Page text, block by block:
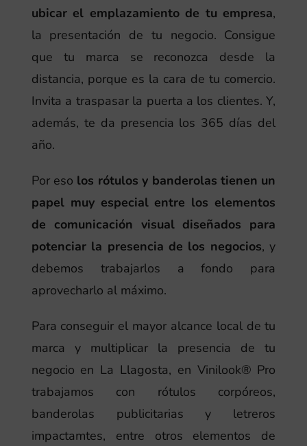
ubicar el emplazamiento de tu empresa,
la presentación de tu negocio. Consigue
que tu marca se reconozca desde la
distancia, porque es la cara de tu comercio.
Invita a traspasar la puerta a los clientes. Y,
además, te da presencia los 365 días del
año.
Por eso los rótulos y banderolas tienen un
papel muy especial entre los elementos
de comunicación visual diseñados para
potenciar la presencia de los negocios, y
debemos trabajarlos a fondo para
aprovecharlo al máximo.
Para conseguir el mayor alcance local de tu
marca y multiplicar la presencia de tu
negocio en La Llagosta, en Vinilook® Pro
trabajamos con rótulos corpóreos,
banderolas publicitarias y letreros
impactamtes, entre otros elementos de